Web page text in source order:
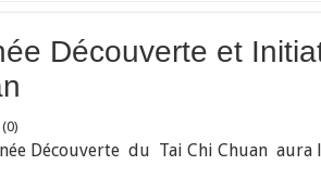
Découverte et
(0)
Découverte du Tai Chi Chuan aura